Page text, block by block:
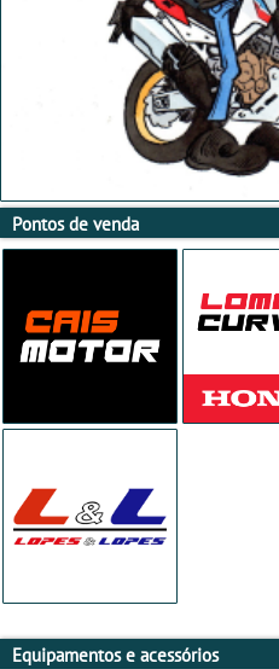
Pontos de venda
Equipamentos e acessórios